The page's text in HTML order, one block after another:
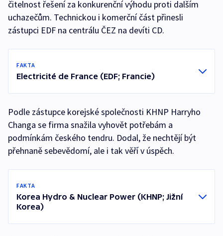
čitelnost řešení za konkurenční výhodu proti dalším
uchazečům. Technickou i komerční část přinesli
zástupci EDF na centrálu ČEZ na devíti CD.
FAKTA
Electricité de France (EDF; Francie)
Podle zástupce korejské společnosti KHNP Harryho
Changa se firma snažila vyhovět potřebám a
podmínkám českého tendru. Dodal, že nechtějí být
přehnaně sebevědomí, ale i tak věří v úspěch.
FAKTA
Korea Hydro & Nuclear Power (KHNP; Jižní
Korea)